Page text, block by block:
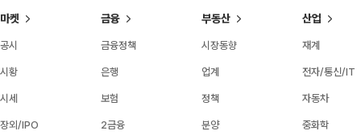
마켓
공시
시황
시세
장외/IPO
금융
금융정책
은행
보험
2금융
부동산
시장동향
업계
정책
분양
산업
재계
전자/통신/IT
자동차
중화학